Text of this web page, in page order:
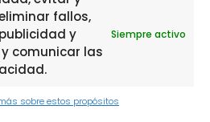
fallos,
y
comunicar las
Siempre activo
sobre estos propósitos